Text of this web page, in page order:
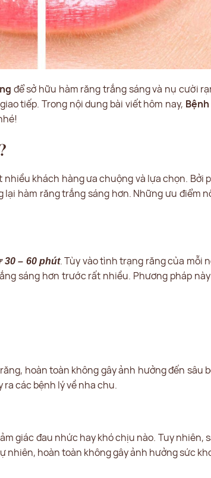
để sở hữu hàm răng trắng sáng và nụ cười
tiếp. Trong nội dung bài viết hôm nay,
khách hàng ưa chuộng và lựa chọn. Bởi
hàm răng trắng sáng hơn. Những ưu điểm
30 – 60 phút. Tùy vào tình trạng răng của mỗi
sáng hơn trước rất nhiều. Phương pháp
hoàn toàn không gây ảnh hưởng đến sâu
các bệnh lý về nha chu.
giác đau nhức hay khó chịu nào. Tuy nhiên,
nhiên, hoàn toàn không gây ảnh hưởng sức